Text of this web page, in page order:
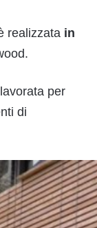
realizzata in
per
di